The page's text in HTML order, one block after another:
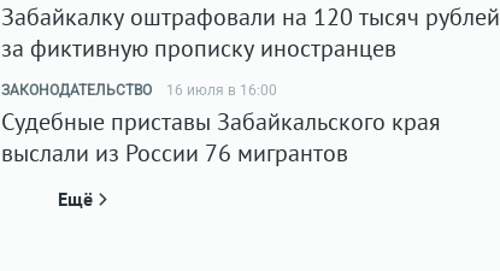
Забайкалку оштрафовали на 120 тысяч рублей
за фиктивную прописку иностранцев
ЗАКОНОДАТЕЛЬСТВО 16 июля в 16:00
Судебные приставы Забайкальского края
выслали из России 76 мигрантов
Ещё